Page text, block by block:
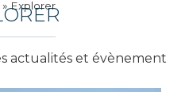
»Explorer
actualités et évènement